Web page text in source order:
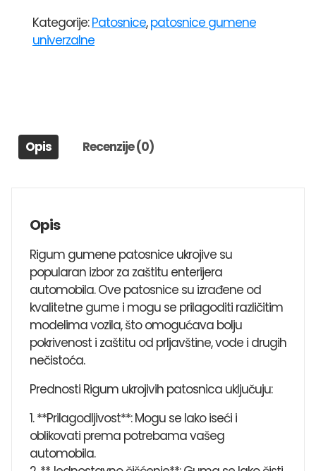
RIGUM
UNI
CHEROKEE,JEPP
CHEROKKE
Kategorije:Patosnice,patosnice gumene
univerzalne
Opis Recenzije (0)
Opis
Rigum gumene patosnice ukrojive su
popularan izbor za zaštitu enterijera
automobila. Ove patosnice su izrađene od
kvalitetne gume i mogu se prilagoditi različitim
modelima vozila, što omogućava bolju
pokrivenost i zaštitu od prljavštine, vode i drugih
nečistoća.
Prednosti Rigum ukrojivih patosnica uključuju:
1. **Prilagodljivost**: Mogu se lako iseći i
oblikovati prema potrebama vašeg
automobila.